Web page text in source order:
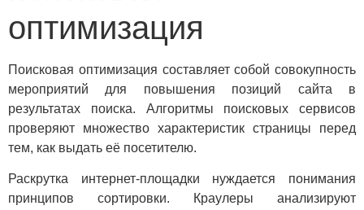
оптимизация
Поисковая оптимизация составляет собой совокупность
мероприятий для повышения позиций сайта в
результатах поиска. Алгоритмы поисковых сервисов
проверяют множество характеристик страницы перед
тем, как выдать её посетителю.
Раскрутка интернет-площадки нуждается понимания
принципов сортировки. Краулеры анализируют